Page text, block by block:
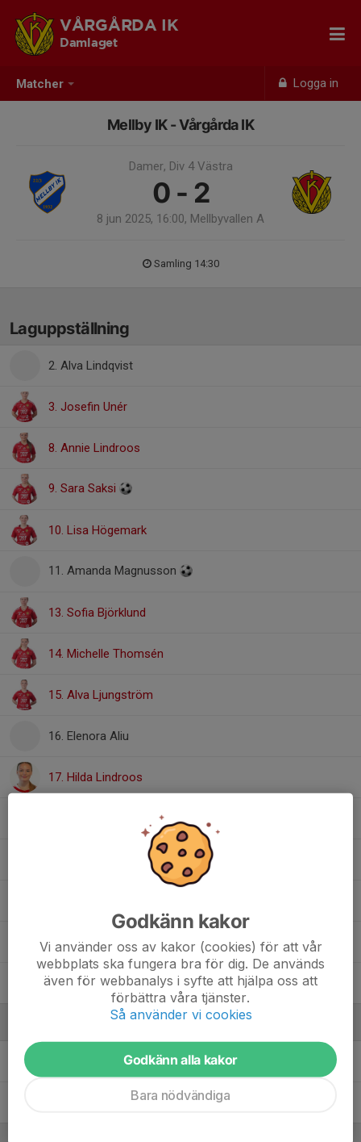
Matcher Logga in
VÅRGÅRDA IK
Damlaget
Mellby IK - Vårgårda IK
Damer, Div 4 Västra
0 - 2
8 jun 2025, 16:00, Mellbyvallen A
Samling 14:30
Laguppställning
2. Alva Lindqvist
3. Josefin Unér
8. Annie Lindroos
9. Sara Saksi
10. Lisa Högemark
11. Amanda Magnusson
13. Sofia Björklund
14. Michelle Thomsén
15. Alva Ljungström
16. Elenora Aliu
17. Hilda Lindroos
20. Amanda Arnoldsson
24. Merdi Nsoki Losokola
25. Alice Ahlin
Peter AnderssonTränare
Tränare
Godkänn kakor
Vi använder oss av kakor (cookies) för att vår
webbplats ska fungera bra för dig. De används
även för webbanalys i syfte att hjälpa oss att
förbättra våra tjänster.
Så använder vi cookies
Godkänn alla kakor
Bara nödvändiga